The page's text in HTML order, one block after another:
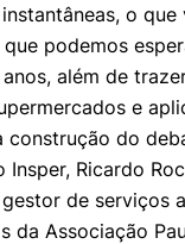
e Empreendedorismo
de Moraes
de Problemas
Negócios
IA
da Computação
o que
podemos
além de
e
construção do
Insper, Ricardo
de serviços
da Associação